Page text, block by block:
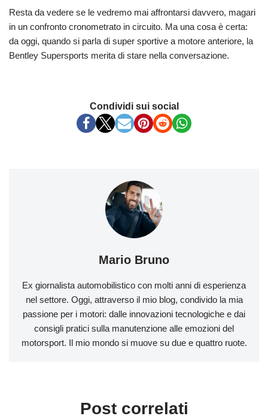
Resta da vedere se le vedremo mai affrontarsi davvero, magari
in un confronto cronometrato in circuito. Ma una cosa è certa:
da oggi, quando si parla di super sportive a motore anteriore, la
Bentley Supersports merita di stare nella conversazione.
Condividi sui social
Mario Bruno
Ex giornalista automobilistico con molti anni di esperienza
nel settore. Oggi, attraverso il mio blog, condivido la mia
passione per i motori: dalle innovazioni tecnologiche e dai
consigli pratici sulla manutenzione alle emozioni del
motorsport. Il mio mondo si muove su due e quattro ruote.
Post correlati